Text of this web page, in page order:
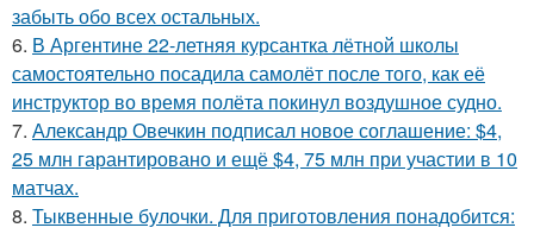
забыть обо всех остальных.
6. В Аргентине 22-летняя курсантка лётной школы
самостоятельно посадила самолёт после того, как её
инструктор во время полёта покинул воздушное судно.
7. Александр Овечкин подписал новое соглашение: $4,
25 млн гарантировано и ещё $4, 75 млн при участии в 10
матчах.
8. Тыквенные булочки. Для приготовления понадобится: